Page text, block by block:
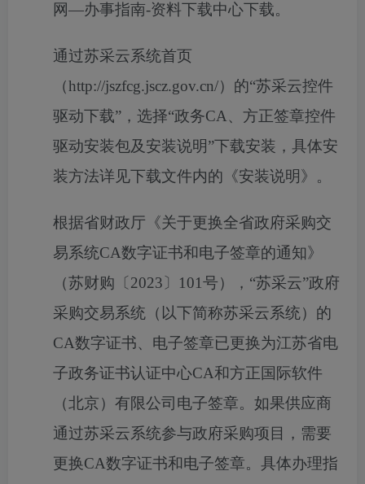
网―办事指南-资料下载中心下载。
通过苏采云系统首页
（http://jszfcg.jscz.gov.cn/）的“苏采云控件
驱动下载”，选择“政务CA、方正签章控件
驱动安装包及安装说明”下载安装，具体安
装方法详见下载文件内的《安装说明》。
根据省财政厅《关于更换全省政府采购交
易系统CA数字证书和电子签章的通知》
（苏财购〔2023〕101号），“苏采云”政府
采购交易系统（以下简称苏采云系统）的
CA数字证书、电子签章已更换为江苏省电
子政务证书认证中心CA和方正国际软件
（北京）有限公司电子签章。如果供应商
通过苏采云系统参与政府采购项目，需要
更换CA数字证书和电子签章。具体办理指